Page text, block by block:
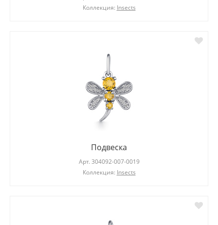
Коллекция: Insects
Подвеска
Арт. 304092-007-0019
Коллекция: Insects